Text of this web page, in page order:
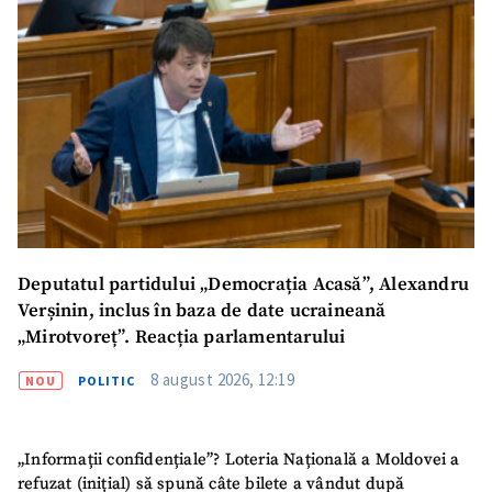
Deputatul partidului „Democrația Acasă”, Alexandru
Verșinin, inclus în baza de date ucraineană
„Mirotvoreț”. Reacția parlamentarului
NOU POLITIC 8 august 2026, 12:19
„Informații confidențiale”? Loteria Națională a Moldovei a
refuzat (inițial) să spună câte bilete a vândut după
ȘTIREA MEA
Titlu știre+ Adaugă titlu